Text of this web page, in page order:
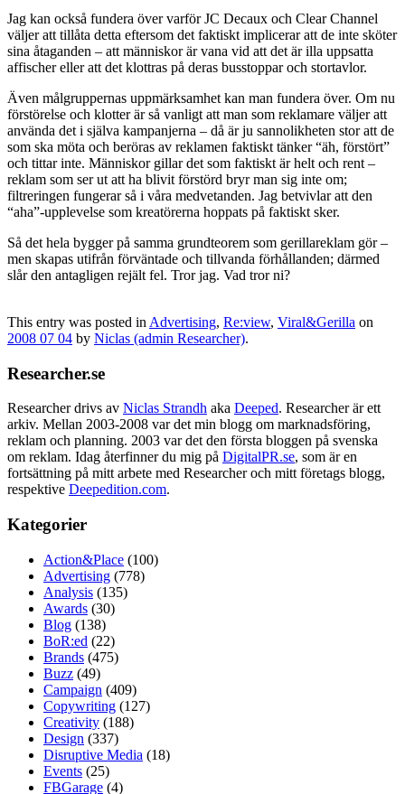
Jag kan också fundera över varför JC Decaux och Clear Channel
väljer att tillåta detta eftersom det faktiskt implicerar att de inte sköter
sina åtaganden – att människor är vana vid att det är illa uppsatta
affischer eller att det klottras på deras busstoppar och stortavlor.
Även målgruppernas uppmärksamhet kan man fundera över. Om nu
förstörelse och klotter är så vanligt att man som reklamare väljer att
använda det i själva kampanjerna – då är ju sannolikheten stor att de
som ska möta och beröras av reklamen faktiskt tänker “äh, förstört”
och tittar inte. Människor gillar det som faktiskt är helt och rent –
reklam som ser ut att ha blivit förstörd bryr man sig inte om;
filtreringen fungerar så i våra medvetanden. Jag betvivlar att den
“aha”-upplevelse som kreatörerna hoppats på faktiskt sker.
Så det hela bygger på samma grundteorem som gerillareklam gör –
men skapas utifrån förväntade och tillvanda förhållanden; därmed
slår den antagligen rejält fel. Tror jag. Vad tror ni?
This entry was posted in Advertising, Re:view, Viral&Gerilla on
2008 07 04 by Niclas (admin Researcher).
Researcher.se
Researcher drivs av Niclas Strandh aka Deeped. Researcher är ett
arkiv. Mellan 2003-2008 var det min blogg om marknadsföring,
reklam och planning. 2003 var det den första bloggen på svenska
om reklam. Idag återfinner du mig på DigitalPR.se, som är en
fortsättning på mitt arbete med Researcher och mitt företags blogg,
respektive Deepedition.com.
Kategorier
Action&Place (100)
Advertising (778)
Analysis (135)
Awards (30)
Blog (138)
BoR:ed (22)
Brands (475)
Buzz (49)
Campaign (409)
Copywriting (127)
Creativity (188)
Design (337)
Disruptive Media (18)
Events (25)
FBGarage (4)